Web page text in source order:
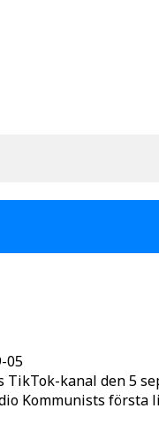
05
kanal den 5
Kommunists första